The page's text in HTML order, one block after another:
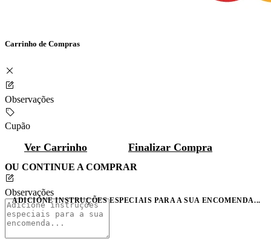
Carrinho de Compras
Observações
Cupão
Ver Carrinho Finalizar Compra
OU CONTINUE A COMPRAR
Observações
ADICIONE INSTRUÇÕES ESPECIAIS PARA A SUA ENCOMENDA...